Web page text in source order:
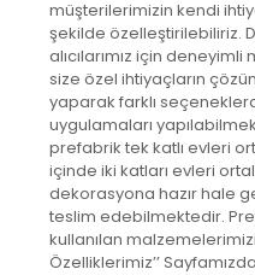
müşterilerimizin kendi
şekilde özelleştirilebiliriz.
alıcılarımız için
size özel ihtiyaçların
yaparak farklı
uygulamaları
prefabrik tek katlı evleri
içinde iki katları evleri
dekorasyona hazır hale
teslim edebilmektedir.
kullanılan
Özelliklerimiz’’